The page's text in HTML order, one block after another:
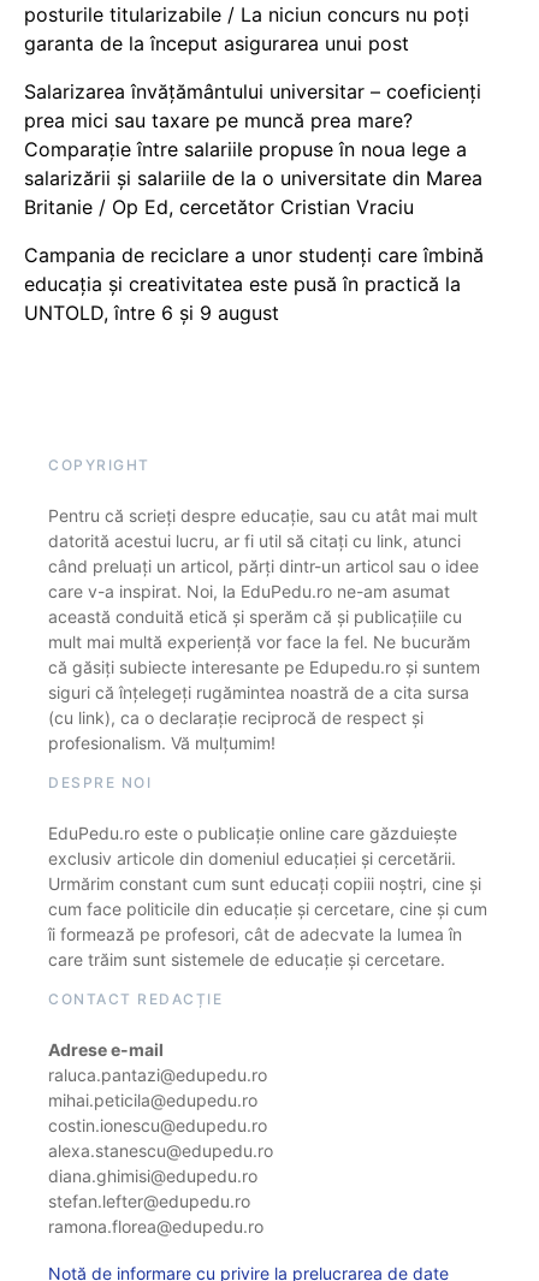
posturile titularizabile / La niciun concurs nu poți
garanta de la început asigurarea unui post
Salarizarea învățământului universitar – coeficienți
prea mici sau taxare pe muncă prea mare?
Comparație între salariile propuse în noua lege a
salarizării și salariile de la o universitate din Marea
Britanie / Op Ed, cercetător Cristian Vraciu
Campania de reciclare a unor studenți care îmbină
educația și creativitatea este pusă în practică la
UNTOLD, între 6 și 9 august
COPYRIGHT
Pentru că scrieți despre educație, sau cu atât mai mult
datorită acestui lucru, ar fi util să citați cu link, atunci
când preluați un articol, părți dintr-un articol sau o idee
care v-a inspirat. Noi, la EduPedu.ro ne-am asumat
această conduită etică și sperăm că și publicațiile cu
mult mai multă experiență vor face la fel. Ne bucurăm
că găsiți subiecte interesante pe Edupedu.ro și suntem
siguri că înțelegeți rugămintea noastră de a cita sursa
(cu link), ca o declarație reciprocă de respect și
profesionalism. Vă mulțumim!
DESPRE NOI
EduPedu.ro este o publicație online care găzduiește
exclusiv articole din domeniul educației și cercetării.
Urmărim constant cum sunt educați copiii noștri, cine și
cum face politicile din educație și cercetare, cine și cum
îi formează pe profesori, cât de adecvate la lumea în
care trăim sunt sistemele de educație și cercetare.
CONTACT REDACȚIE
Adrese e-mail
raluca.pantazi@edupedu.ro
mihai.peticila@edupedu.ro
costin.ionescu@edupedu.ro
alexa.stanescu@edupedu.ro
diana.ghimisi@edupedu.ro
stefan.lefter@edupedu.ro
ramona.florea@edupedu.ro
Notă de informare cu privire la prelucrarea de date